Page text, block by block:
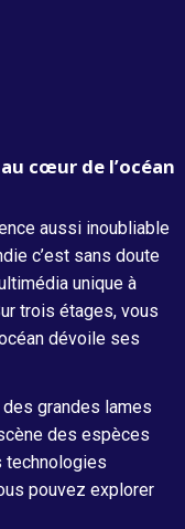
cœur de l’océan
aussi inoubliable
c’est sans doute
unique à
trois étages, vous
dévoile ses
grandes lames
des espèces
technologies
pouvez explorer